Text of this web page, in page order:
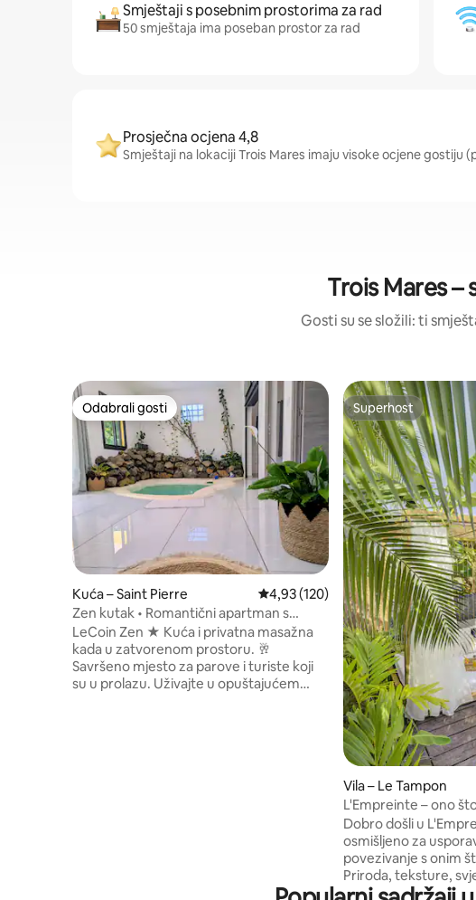
Smještaji s posebnim prostorima za rad
50 smještaja ima poseban prostor za rad
Prosječna ocjena 4,8
Smještaji na lokaciji Trois Mares imaju visoke ocjene gostiju
Trois Mares
Gosti su se složili: ti
Odabrali gosti
Odabrali gosti
Kuća – Saint Pierre Prosječna ocjena: 4,93/5,
4,93 (120)
​Zen kutak • Romantični apartman s
privatnom jacuzzijem
LeCoin Zen ★ Kuća i privatna masažna
kada u zatvorenom prostoru. 🥂
Savršeno mjesto za parove i turiste koji
su u prolazu. Uživajte u opuštajućem
Superhost
Superhost
Vila – Le Tampon
L'Empreinte – ono
Dobro došli u
osmišljeno za
povezivanje s onim
Priroda, teksture,
detalji stvaraju